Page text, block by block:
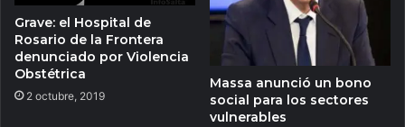
Grave: el Hospital de
Rosario de la Frontera
denunciado por Violencia
Obstétrica
2 octubre, 2019
Massa anunció un bono
social para los sectores
vulnerables